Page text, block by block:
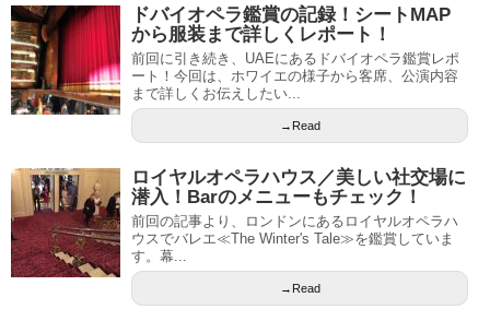
ドバイオペラ鑑賞の記録！シートMAP
から服装まで詳しくレポート！
前回に引き続き、UAEにあるドバイオペラ鑑賞レポ
ート！今回は、ホワイエの様子から客席、公演内容
まで詳しくお伝えしたい...
→Read
ロイヤルオペラハウス／美しい社交場に
潜入！Barのメニューもチェック！
前回の記事より、ロンドンにあるロイヤルオペラハ
ウスでバレエ≪The Winter's Tale≫を鑑賞していま
す。幕...
→Read